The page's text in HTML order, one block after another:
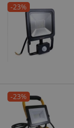
-23%
-23%